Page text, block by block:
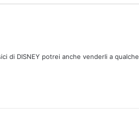
di DISNEY potrei anche venderli a qualche